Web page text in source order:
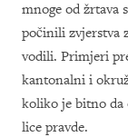
mnoge od žrtava
počinili zvjerstva
vodili. Primjeri
kantonalni i
koliko je bitno da
lice pravde.